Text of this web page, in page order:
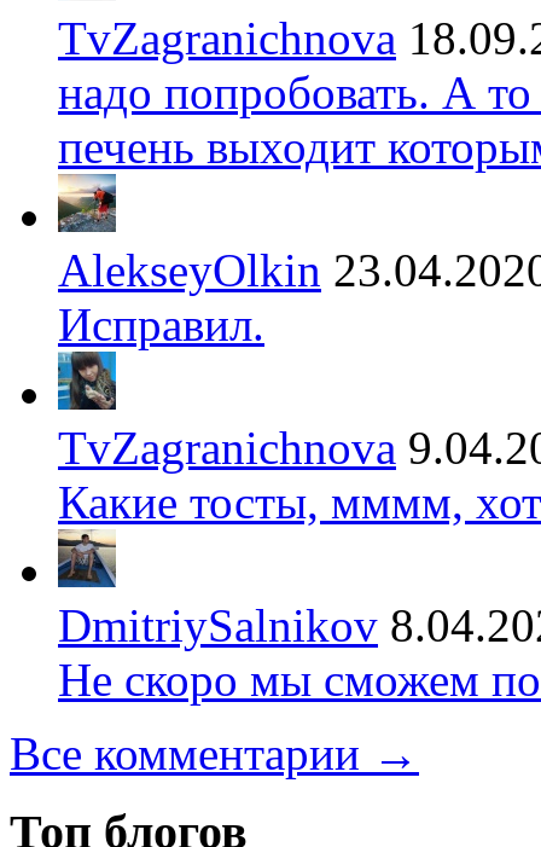
TvZagranichnova
надо попробовать. А
печень выходит
AlekseyOlkin
Исправил.
TvZagranichnova
Какие тосты, мммм,
DmitriySalnikov
Не скоро мы сможем
Все комментарии →
Топ блогов